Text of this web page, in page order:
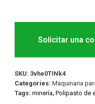
Solicitar una
SKU: 3vhe0TINk4
Categories: Maquinaria
Tags: minería, Polipasto de